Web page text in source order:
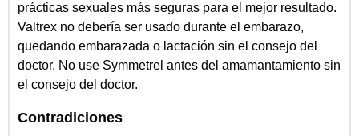
prácticas sexuales más seguras para el mejor resultado.
Valtrex no debería ser usado durante el embarazo,
quedando embarazada o lactación sin el consejo del
doctor. No use Symmetrel antes del amamantamiento sin
el consejo del doctor.
Contradiciones